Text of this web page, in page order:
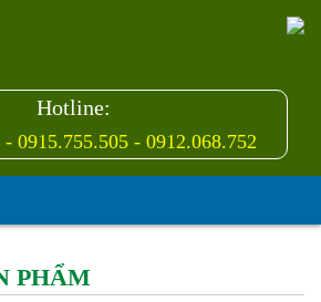
Hotline:
0915.755.505 - 0912.068.752
PHẨM